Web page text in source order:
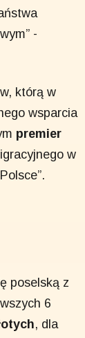
-
którą w
wsparcia
premier
w
poselską z
6
, dla